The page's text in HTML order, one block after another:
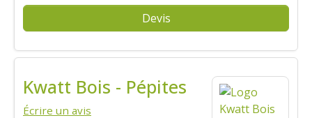
Devis
Kwatt Bois - Pépites
Écrire un avis